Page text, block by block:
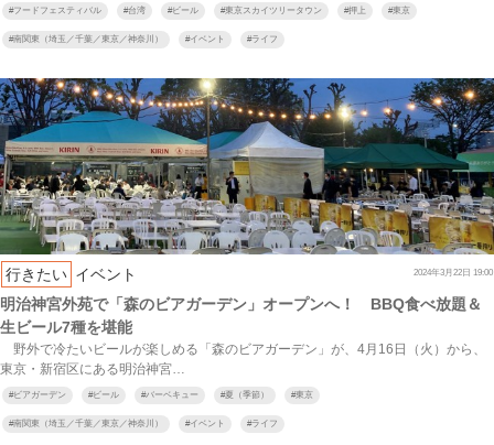
#フードフェスティバル #台湾 #ビール #東京スカイツリータウン #押上 #東京
#南関東（埼玉／千葉／東京／神奈川） #イベント #ライフ
行きたい イベント 2024年3月22日 19:00
明治神宮外苑で「森のビアガーデン」オープンへ！ BBQ食べ放題＆
生ビール7種を堪能
野外で冷たいビールが楽しめる「森のビアガーデン」が、4月16日（火）から、
東京・新宿区にある明治神宮…
#ビアガーデン #ビール #バーベキュー #夏（季節） #東京
#南関東（埼玉／千葉／東京／神奈川） #イベント #ライフ